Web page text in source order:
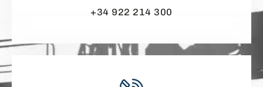
+34 922 214 300